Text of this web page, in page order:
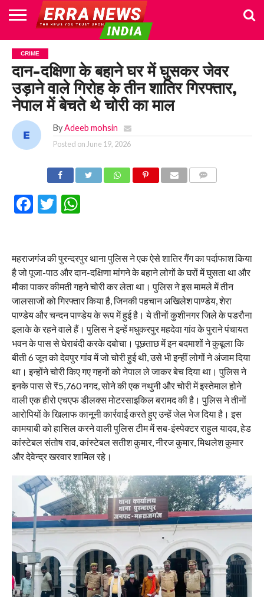
HOME
POLITICS
NEWS
BUSINESS
CULTURE
NATIONAL
SPORTS
LIFESTYLE
TRAVEL
OPINION
BREAKING
NEWS
ENTERTAINMENT
WORLD
CRIME
JOIN
US
CRIME
दान-दक्षिणा के बहाने घर में घुसकर जेवर
उड़ाने वाले गिरोह के तीन शातिर गिरफ्तार,
नेपाल में बेचते थे चोरी का माल
By Adeeb mohsin
Posted on June 19, 2026
Facebook
Twitter
WhatsApp
महराजगंज की पुरन्दरपुर थाना पुलिस ने एक ऐसे शातिर गैंग का पर्दाफाश किया
है जो पूजा-पाठ और दान-दक्षिणा मांगने के बहाने लोगों के घरों में घुसता था और
मौका पाकर कीमती गहने चोरी कर लेता था। पुलिस ने इस मामले में तीन
जालसाजों को गिरफ्तार किया है, जिनकी पहचान अखिलेश पाण्डेय, शेरा
पाण्डेय और चन्दन पाण्डेय के रूप में हुई है। ये तीनों कुशीनगर जिले के पडरौना
इलाके के रहने वाले हैं। पुलिस ने इन्हें मधुकरपुर महदेवा गांव के पुराने पंचायत
भवन के पास से घेराबंदी करके दबोचा। पूछताछ में इन बदमाशों ने कुबूला कि
बीती 6 जून को देवपुर गांव में जो चोरी हुई थी, उसे भी इन्हीं लोगों ने अंजाम दिया
था। इन्होंने चोरी किए गए गहनों को नेपाल ले जाकर बेच दिया था। पुलिस ने
इनके पास से ₹5,760 नगद, सोने की एक नथुनी और चोरी में इस्तेमाल होने
वाली एक हीरो एचएफ डीलक्स मोटरसाइकिल बरामद की है। पुलिस ने तीनों
आरोपियों के खिलाफ कानूनी कार्रवाई करते हुए उन्हें जेल भेज दिया है। इस
कामयाबी को हासिल करने वाली पुलिस टीम में सब-इंस्पेक्टर राहुल यादव, हेड
कांस्टेबल संतोष राव, कांस्टेबल सतीश कुमार, नीरज कुमार, मिथलेश कुमार
और देवेन्द्र खरवार शामिल रहे।